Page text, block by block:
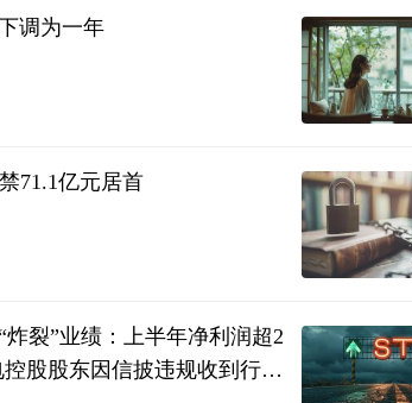
调为一年
71.1亿元居首
裂”业绩：上半年净利润超2
股股东因信披违规收到行政